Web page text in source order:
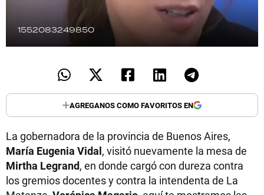
1552083249850
AGREGANOS COMO FAVORITOS EN
La gobernadora de la provincia de Buenos Aires,
María Eugenia Vidal, visitó nuevamente la mesa de
Mirtha Legrand, en donde cargó con dureza contra
los gremios docentes y contra la intendenta de La